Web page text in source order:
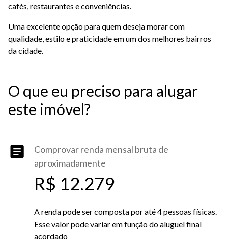
cafés, restaurantes e conveniências.
Uma excelente opção para quem deseja morar com
qualidade, estilo e praticidade em um dos melhores bairros
da cidade.
O que eu preciso para alugar
este imóvel?
Comprovar renda mensal bruta de
aproximadamente
R$ 12.279
A renda pode ser composta por até 4 pessoas físicas.
Esse valor pode variar em função do aluguel final
acordado